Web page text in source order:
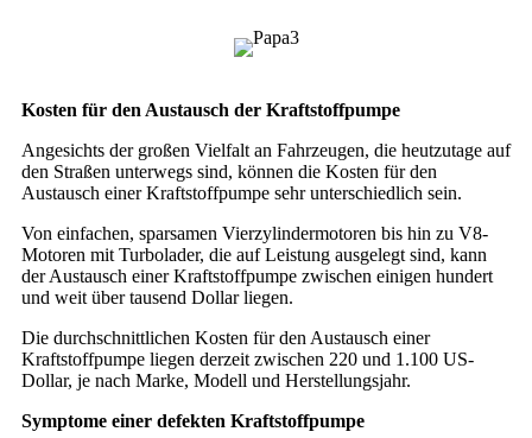
Kosten für den Austausch der Kraftstoffpumpe
Angesichts der großen Vielfalt an Fahrzeugen, die heutzutage auf
den Straßen unterwegs sind, können die Kosten für den
Austausch einer Kraftstoffpumpe sehr unterschiedlich sein.
Von einfachen, sparsamen Vierzylindermotoren bis hin zu V8-
Motoren mit Turbolader, die auf Leistung ausgelegt sind, kann
der Austausch einer Kraftstoffpumpe zwischen einigen hundert
und weit über tausend Dollar liegen.
Die durchschnittlichen Kosten für den Austausch einer
Kraftstoffpumpe liegen derzeit zwischen 220 und 1.100 US-
Dollar, je nach Marke, Modell und Herstellungsjahr.
Symptome einer defekten Kraftstoffpumpe